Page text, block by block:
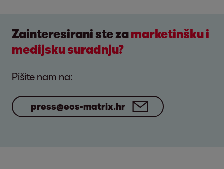
Zainteresirani ste zamarketinšku i
medijsku suradnju?
Pišite nam na:
press@eos-matrix.hr